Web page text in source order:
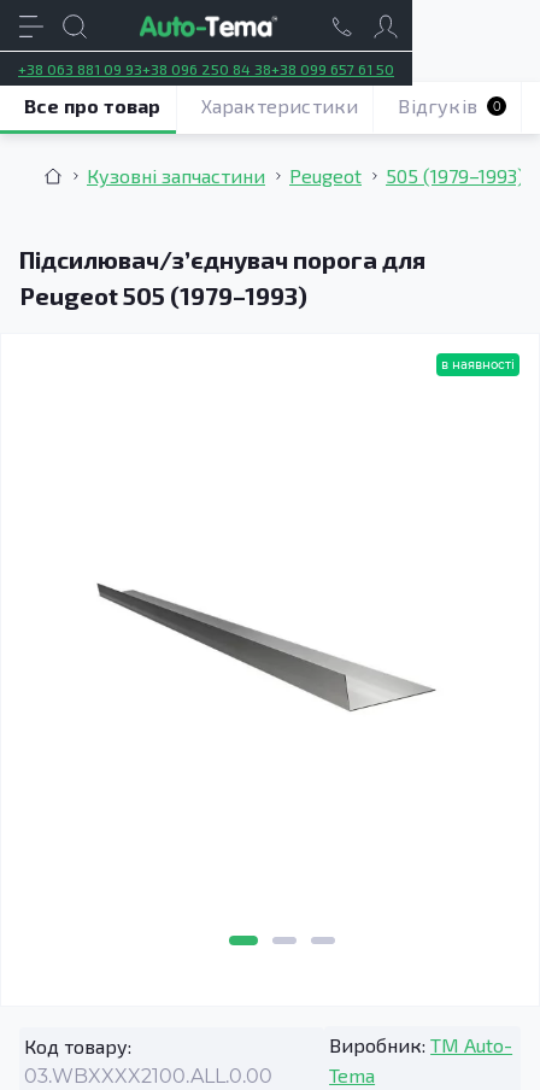
+38 063 881 09 93+38 096 250 84 38+38 099 657 61 50
Кузовні запчастини Peugeot 505 (1979–1993)
Підсилювач/зʼєднувач порога для
Peugeot 505 (1979–1993)
Все про товар Характеристики Відгуків 0
в наявності
Код товару:
03.WBXXXX2100.ALL.0.00
Виробник: TM Auto-
Tema